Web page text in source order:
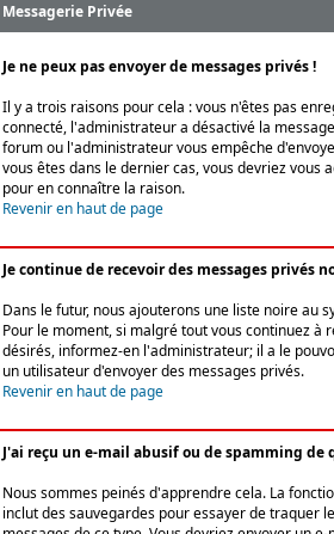
Messagerie Privée
Je ne peux pas envoyer de messages privés !
Il y a trois raisons pour cela : vous n'êtes pas
connecté, l'administrateur a désactivé la
forum ou l'administrateur vous empêche
vous êtes dans le dernier cas, vous devriez vous
pour en connaître la raison.
Revenir en haut de page
Je continue de recevoir des messages privés
Dans le futur, nous ajouterons une liste noire au
Pour le moment, si malgré tout vous continuez à
désirés, informez-en l'administrateur; il a le
un utilisateur d'envoyer des messages privés.
Revenir en haut de page
J'ai reçu un e-mail abusif ou de spamming de
Nous sommes peinés d'apprendre cela. La
inclut des sauvegardes pour essayer de traquer